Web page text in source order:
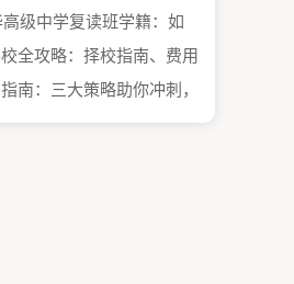
校榜上有名
级中学复读班学籍：如
全攻略：择校指南、费用
南：三大策略助你冲刺，